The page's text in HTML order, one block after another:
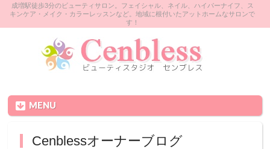
成増駅徒歩3分のビューティサロン。フェイシャル、ネイル、ハイパーナイフ、ス
キンケア・メイク・カラーレッスンなど。地域に根付いたアットホームなサロンで
す！
MENU
Cenblessオーナーブログ